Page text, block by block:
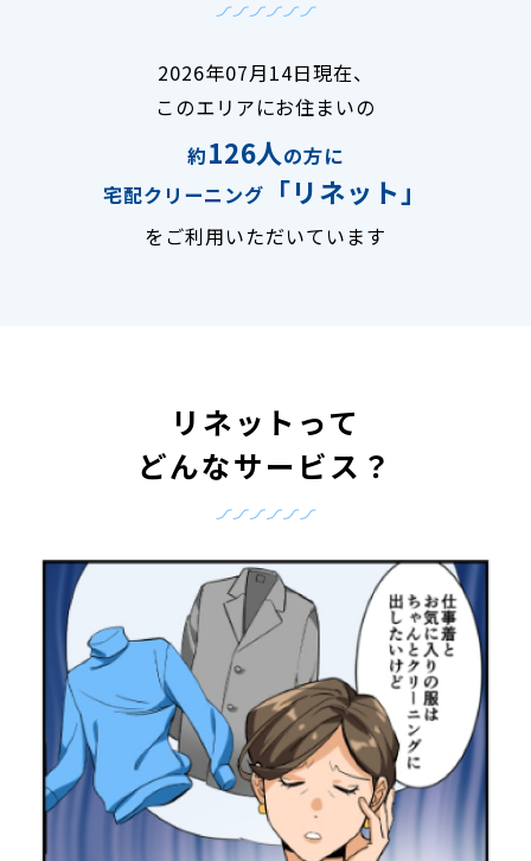
2026年07月14日現在、
このエリアにお住まいの
約126人の方に
宅配クリーニング
「リネット」
をご利用いただいています
リネットって
どんなサービス？